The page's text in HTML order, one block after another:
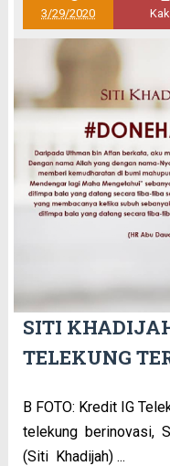
3/29/2020 Kak
SITI
TELEKUNG
B FOTO: Kredit IG
telekung berinovasi,
(Siti Khadijah) ...